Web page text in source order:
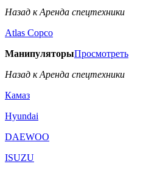
Назад к Аренда спецтехники
Аtlas Copco
МанипуляторыПросмотреть
Назад к Аренда спецтехники
Камаз
Hyundai
DAEWOO
ISUZU